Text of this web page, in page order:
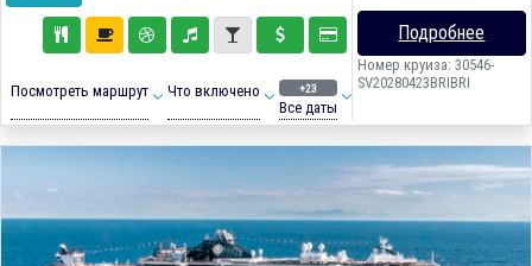
Посмотреть маршрут Что включено +23
Все даты
Подробнее
Номер круиза: 30546-
SV20280423BRIBRI